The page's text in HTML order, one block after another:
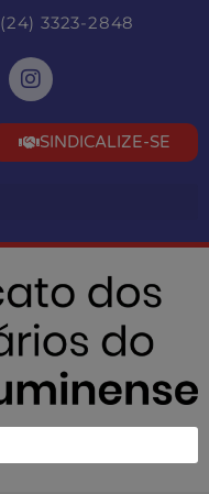
(24) 3323-2848
SINDICALIZE-SE